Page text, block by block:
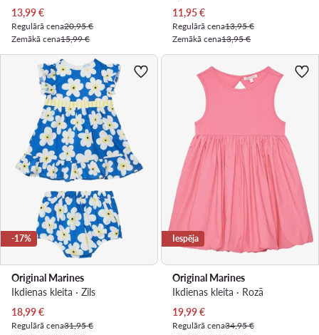
Pašreizējā cena
13,99€
Regulārā cena20,95 €
Zemākā cena15,99 €
Pašreizējā cena
11,95€
Regulārā cena13,95 €
Zemākā cena13,95 €
-17%
Original Marines
Ikdienas kleita · Zils
Pašreizējā cena
18,99€
Regulārā cena31,95 €
Iespēja
Original Marines
Ikdienas kleita · Rozā
Pašreizējā cena
19,99€
Regulārā cena34,95 €